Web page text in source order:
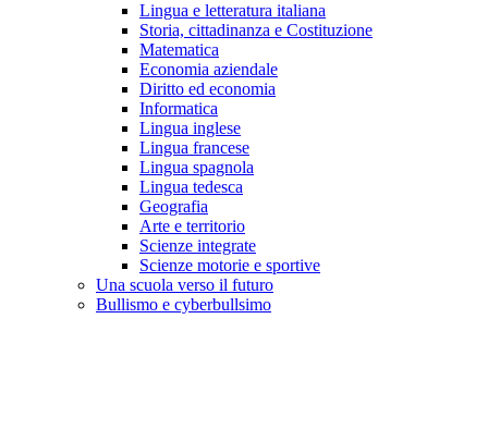
Lingua e letteratura italiana
Storia, cittadinanza e Costituzione
Matematica
Economia aziendale
Diritto ed economia
Informatica
Lingua inglese
Lingua francese
Lingua spagnola
Lingua tedesca
Geografia
Arte e territorio
Scienze integrate
Scienze motorie e sportive
Una scuola verso il futuro
Bullismo e cyberbullsimo